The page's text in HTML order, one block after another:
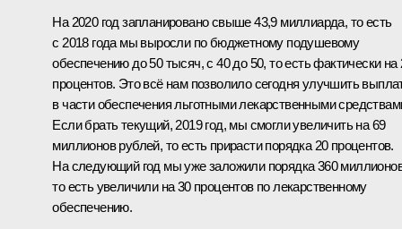
На 2020 год запланировано свыше 43,9 миллиарда, то есть
с 2018 года мы выросли по бюджетному подушевому
обеспечению до 50 тысяч, с 40 до 50, то есть фактически на
процентов. Это всё нам позволило сегодня улучшить
в части обеспечения льготными лекарственными
Если брать текущий, 2019 год, мы смогли увеличить на 69
миллионов рублей, то есть прирасти порядка 20 процентов.
На следующий год мы уже заложили порядка 360
то есть увеличили на 30 процентов по лекарственному
обеспечению.